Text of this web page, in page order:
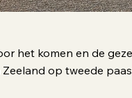
het komen en de
op tweede